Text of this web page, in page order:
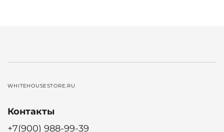
WHITEHOUSESTORE.RU
Контакты
+7(900) 988-99-39